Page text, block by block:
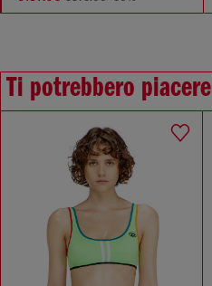
Ti potrebbero piacere